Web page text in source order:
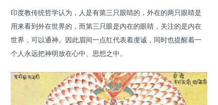
印度教传统哲学认为，人是有第三只眼睛的，外在的两只眼睛是
用来看到外在世界的，而第三只眼是内在的眼睛，关注的是内在
世界，可以通神。因此眉间一点红代表着虔诚，同时也提醒着一
个人永远把神明放在心中、思想之中。